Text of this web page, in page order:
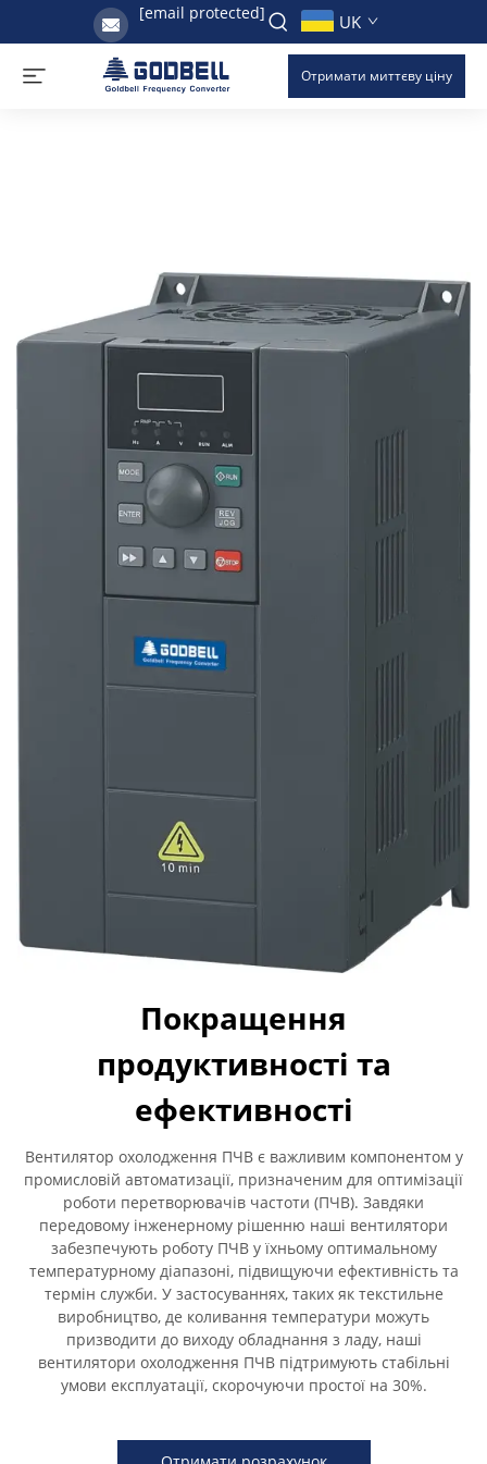
[email protected] UK
Отримати миттєву ціну
Покращення
продуктивності та
ефективності
Вентилятор охолодження ПЧВ є важливим компонентом у
промисловій автоматизації, призначеним для оптимізації
роботи перетворювачів частоти (ПЧВ). Завдяки
передовому інженерному рішенню наші вентилятори
забезпечують роботу ПЧВ у їхньому оптимальному
температурному діапазоні, підвищуючи ефективність та
термін служби. У застосуваннях, таких як текстильне
виробництво, де коливання температури можуть
призводити до виходу обладнання з ладу, наші
вентилятори охолодження ПЧВ підтримують стабільні
умови експлуатації, скорочуючи простої на 30%.